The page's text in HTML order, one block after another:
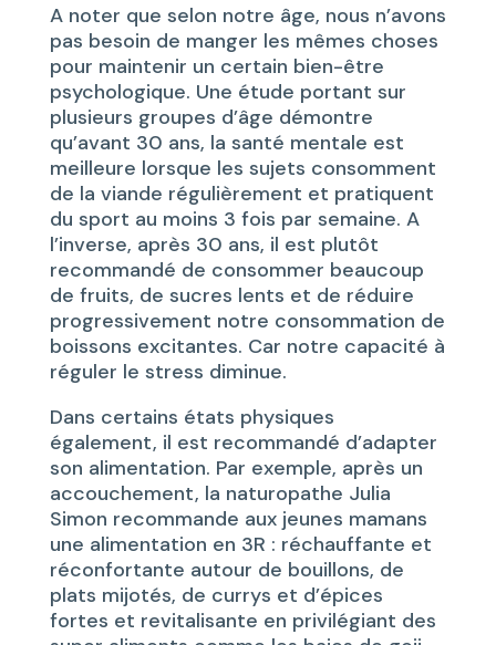
A noter que selon notre âge, nous n’avons
pas besoin de manger les mêmes choses
pour maintenir un certain bien-être
psychologique. Une étude portant sur
plusieurs groupes d’âge démontre
qu’avant 30 ans, la santé mentale est
meilleure lorsque les sujets consomment
de la viande régulièrement et pratiquent
du sport au moins 3 fois par semaine. A
l’inverse, après 30 ans, il est plutôt
recommandé de consommer beaucoup
de fruits, de sucres lents et de réduire
progressivement notre consommation de
boissons excitantes. Car notre capacité à
réguler le stress diminue.
Dans certains états physiques
également, il est recommandé d’adapter
son alimentation. Par exemple, après un
accouchement, la naturopathe Julia
Simon recommande aux jeunes mamans
une alimentation en 3R : réchauffante et
réconfortante autour de bouillons, de
plats mijotés, de currys et d’épices
fortes et revitalisante en privilégiant des